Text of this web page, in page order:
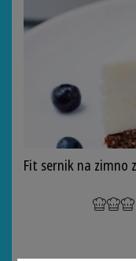
Fit sernik na zimno